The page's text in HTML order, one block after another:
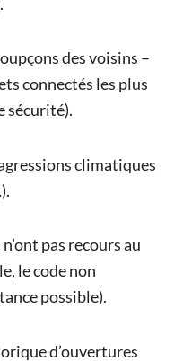
des voisins –
connectés les plus
sécurité).
climatiques
pas recours au
le code non
possible).
d’ouvertures